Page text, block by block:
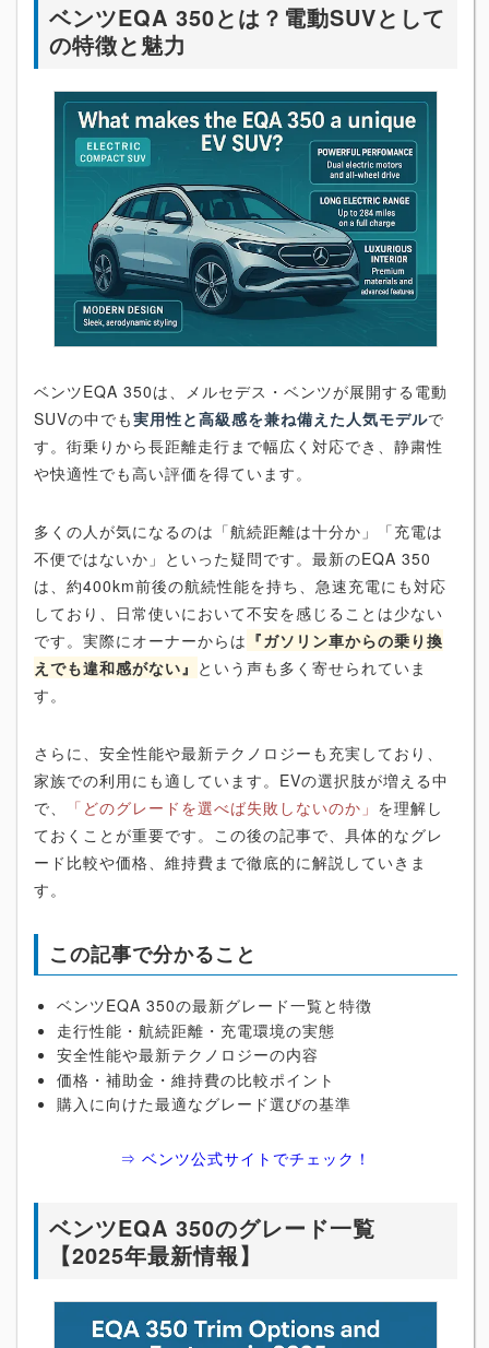
ベンツEQA 350とは？電動SUVとして
の特徴と魅力
ベンツEQA 350は、メルセデス・ベンツが展開する電動
SUVの中でも実用性と高級感を兼ね備えた人気モデルで
す。街乗りから長距離走行まで幅広く対応でき、静粛性
や快適性でも高い評価を得ています。
多くの人が気になるのは「航続距離は十分か」「充電は
不便ではないか」といった疑問です。最新のEQA 350
は、約400km前後の航続性能を持ち、急速充電にも対応
しており、日常使いにおいて不安を感じることは少ない
です。実際にオーナーからは 『ガソリン車からの乗り換
えでも違和感がない』 という声も多く寄せられていま
す。
さらに、安全性能や最新テクノロジーも充実しており、
家族での利用にも適しています。EVの選択肢が増える中
で、
「どのグレードを選べば失敗しないのか」 を理解し
ておくことが重要です。この後の記事で、具体的なグレ
ード比較や価格、維持費まで徹底的に解説していきま
す。
この記事で分かること
ベンツEQA 350の最新グレード一覧と特徴
走行性能・航続距離・充電環境の実態
安全性能や最新テクノロジーの内容
価格・補助金・維持費の比較ポイント
購入に向けた最適なグレード選びの基準
⇒ ベンツ公式サイトでチェック！
ベンツEQA 350のグレード一覧
【2025年最新情報】